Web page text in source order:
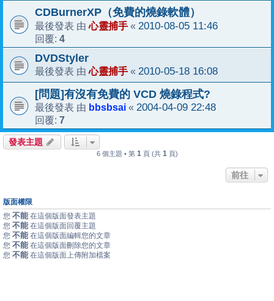
CDBurnerXP（免費的燒錄軟體）
最後發表 由心靈捕手 « 2010-08-05 11:46
回覆: 4
DVDStyler
最後發表 由心靈捕手 « 2010-05-18 16:08
[問題]有沒有免費的 VCD 燒錄程式?
最後發表 由 bbsbsai « 2004-04-09 22:48
回覆: 7
發表主題
6 個主題 • 第 1 頁 (共 1 頁)
前往
版面權限
您 不能 在這個版面發表主題
您 不能 在這個版面回覆主題
您 不能 在這個版面編輯您的文章
您 不能 在這個版面刪除您的文章
您 不能 在這個版面上傳附加檔案